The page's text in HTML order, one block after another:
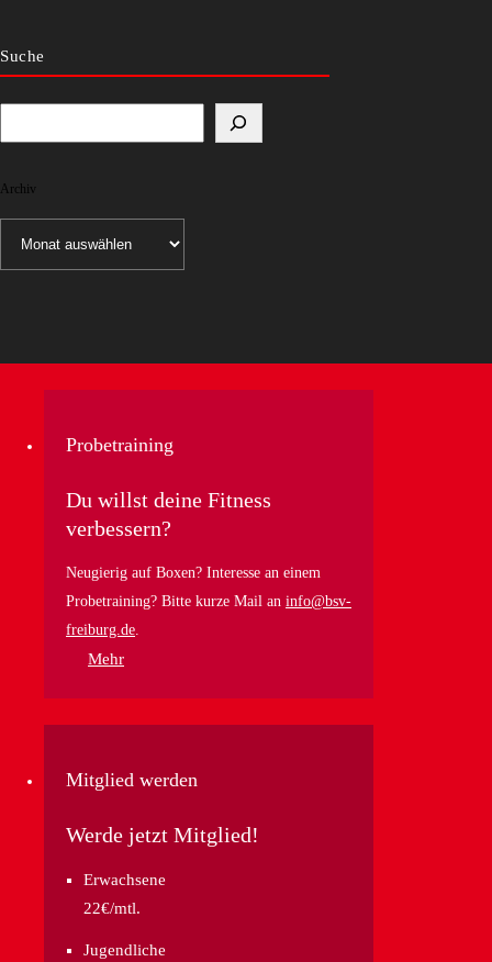
Suche
Archiv
Archiv
Probetraining
Du willst deine Fitness
verbessern?
Neugierig auf Boxen? Interesse an einem
Probetraining? Bitte kurze Mail an info@bsv-
freiburg.de
Mehr
Mitglied werden
Werde jetzt Mitglied!
Erwachsene
22€/mtl.
Jugendliche